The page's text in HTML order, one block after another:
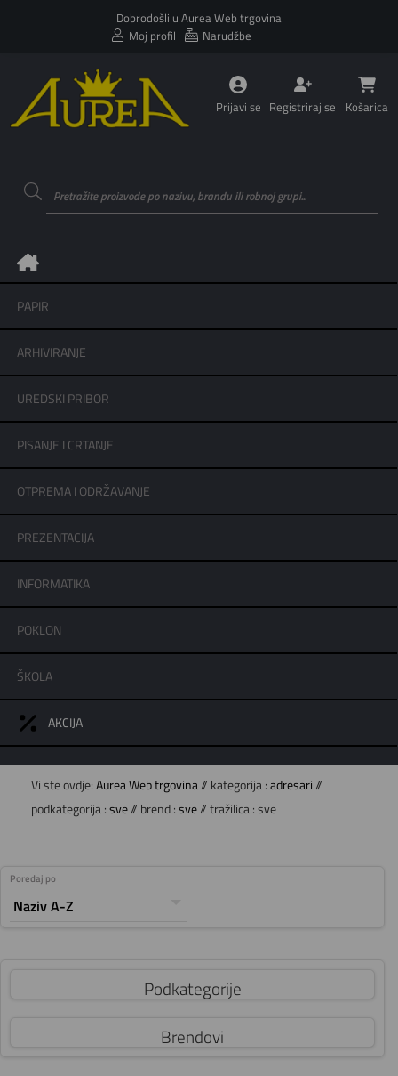
Dobrodošli u Aurea Web trgovina
Moj profil
Narudžbe
Prijavi se Registriraj se Košarica
PAPIR
ARHIVIRANJE
UREDSKI PRIBOR
PISANJE I CRTANJE
OTPREMA I ODRŽAVANJE
PREZENTACIJA
INFORMATIKA
POKLON
ŠKOLA
AKCIJA
Vi ste ovdje: Aurea Web trgovina// kategorija : adresari //
podkategorija : sve// brend : sve// tražilica : sve
Poredaj po
Podkategorije
Brendovi